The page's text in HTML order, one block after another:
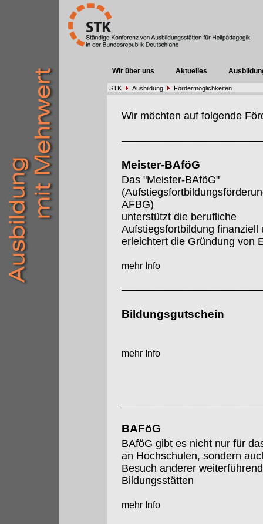
Wir über uns Aktuelles
STK Ausbildung Fördermöglichkeiten
Wir möchten auf folgende
Meister-BAföG
Das "Meister-BAföG"
AFBG)
unterstützt die berufliche
Aufstiegsfortbildung finanziell
erleichtert die Gründung von
mehr Info
Bildungsgutschein
mehr Info
BAFöG
BAföG gibt es nicht nur für
an Hochschulen, sondern
Besuch anderer
Bildungsstätten
mehr Info